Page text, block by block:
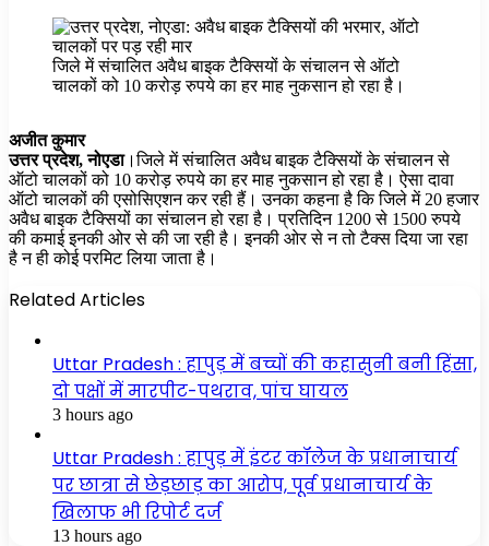
जिले में संचालित अवैध बाइक टैक्सियों के संचालन से ऑटो
चालकों को 10 करोड़ रुपये का हर माह नुकसान हो रहा है।
अजीत कुमार
उत्तर प्रदेश, नोएडा।जिले में संचालित अवैध बाइक टैक्सियों के संचालन से
ऑटो चालकों को 10 करोड़ रुपये का हर माह नुकसान हो रहा है। ऐसा दावा
ऑटो चालकों की एसोसिएशन कर रही हैं। उनका कहना है कि जिले में 20 हजार
अवैध बाइक टैक्सियों का संचालन हो रहा है। प्रतिदिन 1200 से 1500 रुपये
की कमाई इनकी ओर से की जा रही है। इनकी ओर से न तो टैक्स दिया जा रहा
है न ही कोई परमिट लिया जाता है।
Related Articles
Uttar Pradesh : हापुड़ में बच्चों की कहासुनी बनी हिंसा,
दो पक्षों में मारपीट-पथराव, पांच घायल
3 hours ago
Uttar Pradesh : हापुड़ में इंटर कॉलेज के प्रधानाचार्य
पर छात्रा से छेड़छाड़ का आरोप, पूर्व प्रधानाचार्य के
खिलाफ भी रिपोर्ट दर्ज
13 hours ago